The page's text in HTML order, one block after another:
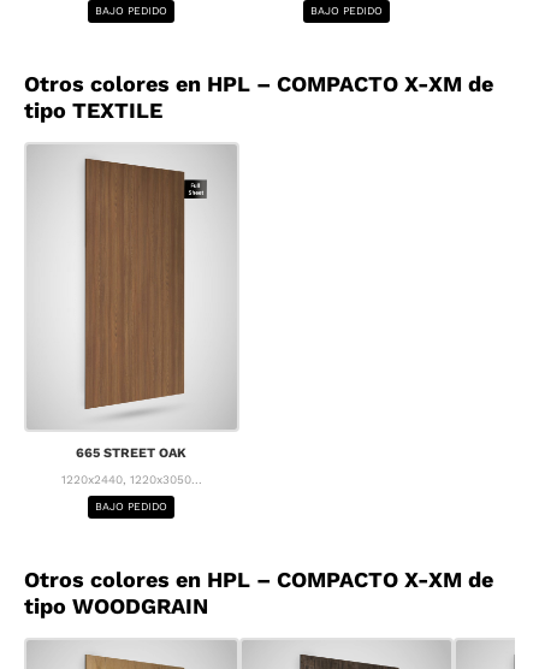
BAJO PEDIDO BAJO PEDIDO
Otros colores en HPL – COMPACTO X-XM de
tipo TEXTILE
665 STREET OAK
1220x2440, 1220x3050...
BAJO PEDIDO
Otros colores en HPL – COMPACTO X-XM de
tipo WOODGRAIN